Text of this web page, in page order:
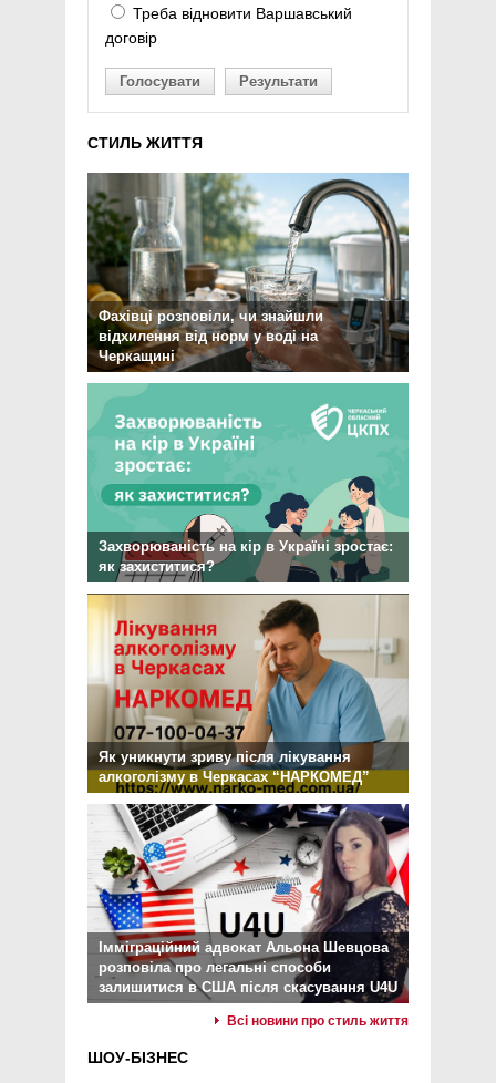
Треба відновити Варшавський
договір
Голосувати Результати
СТИЛЬ ЖИТТЯ
Фахівці розповіли, чи знайшли
відхилення від норм у воді на
Черкащині
Захворюваність на кір в Україні зростає:
як захиститися?
Як уникнути зриву після лікування
алкоголізму в Черкасах “НАРКОМЕД”
Імміграційний адвокат Альона Шевцова
розповіла про легальні способи
залишитися в США після скасування U4U
Всі новини про стиль життя
ШОУ-БІЗНЕС